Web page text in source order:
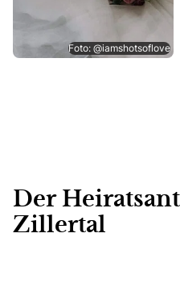
Foto: @iamshotsoflove
Der
Zillertal